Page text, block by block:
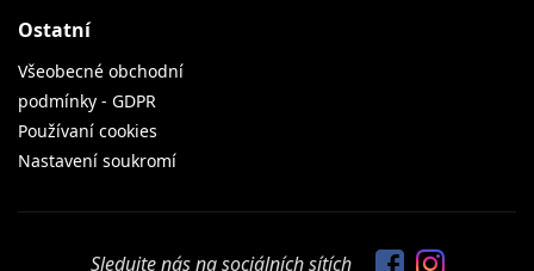
Ostatní
Všeobecné obchodní
podmínky - GDPR
Používaní cookies
Nastavení soukromí
Sledujte nás na sociálních sítích